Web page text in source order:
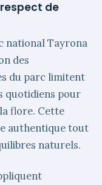
de
national Tayrona
des
du parc limitent
quotidiens pour
flore. Cette
authentique tout
naturels.